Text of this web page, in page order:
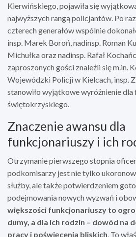
Kierwińskiego, pojawiła się
najwyższych rangą policjantów. Po
czterech generałów wspólnie
insp. Marek Boroń, nadinsp. Roman
Michułka oraz nadinsp. Rafał
zaproszonych gości znaleźli się m.in.
Wojewódzki Policji w Kielcach, insp.
stanowiło wyjątkowe wyróżnienie dla
świętokrzyskiego.
Znaczenie awansu dla
funkcjonariuszy i ich
Otrzymanie pierwszego stopnia
podkomisarzy jest nie tylko
służby, ale także potwierdzeniem
podejmowania nowych wyzwań i
większości funkcjonariuszy to
dumy, a dla ich rodzin – dowód na
pracy i poświęcenia bliskich . To